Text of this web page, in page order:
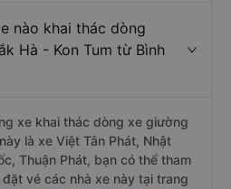
nào khai thác dòng
Hà - Kon Tum từ Bình
xe khai thác dòng xe giường
là xe Việt Tân Phát, Nhật
Thuận Phát, bạn có thể tham
vé các nhà xe này tại trang